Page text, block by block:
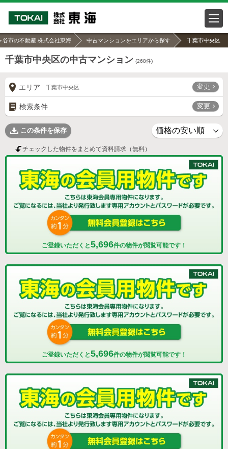
谷市の不動産 株式会社東海 中古マンションをエリアから探す 千葉市中央区
千葉市中央区の中古マンション (268件)
エリア 千葉市中央区 変更
検索条件 変更
この条件を保存
チェックした物件をまとめて資料請求（無料）
ご登録いただくと5,696件の物件が閲覧可能です！
ご登録いただくと5,696件の物件が閲覧可能です！